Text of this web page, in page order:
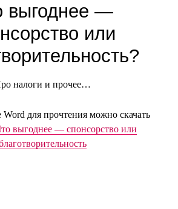
выгоднее —
или
налоги и прочее…
для прочтения можно скачать
выгоднее — спонсорство или